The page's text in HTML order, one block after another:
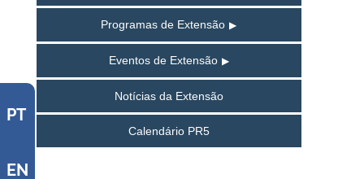
PT
EN
Programas de Extensão
Eventos de Extensão
Notícias da Extensão
Calendário PR5